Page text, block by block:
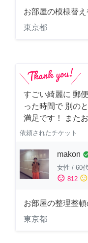
お部屋の模様替
東京都
すごい綺麗に 郵
った時間で 別の
満足です！ また
依頼されたチケット
makon
女性 / 60
sentiment_satisfied 812 sentiment_neutral
お部屋の整理整
東京都